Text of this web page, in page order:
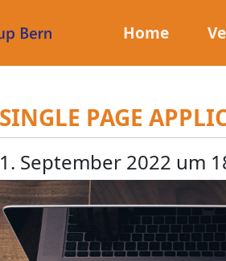
Home
PAGE
September 2022 um